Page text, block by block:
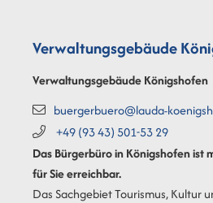
Verwaltungsgebäude
Verwaltungsgebäude Königshofen
buergerbuero@lauda-
+49 (9343) 501-5329
Das Bürgerbüro in Königshofen ist
für Sie erreichbar.
Das Sachgebiet Tourismus, Kultur